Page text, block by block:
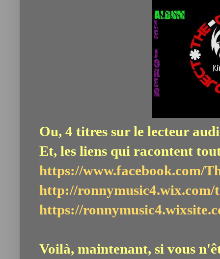
Ou, 4 titres sur le lecteur
Et, les liens qui racontent
https://www.facebook.com/
http://ronnymusic4.wix.com/
https://
Voilà, maintenant, si vous